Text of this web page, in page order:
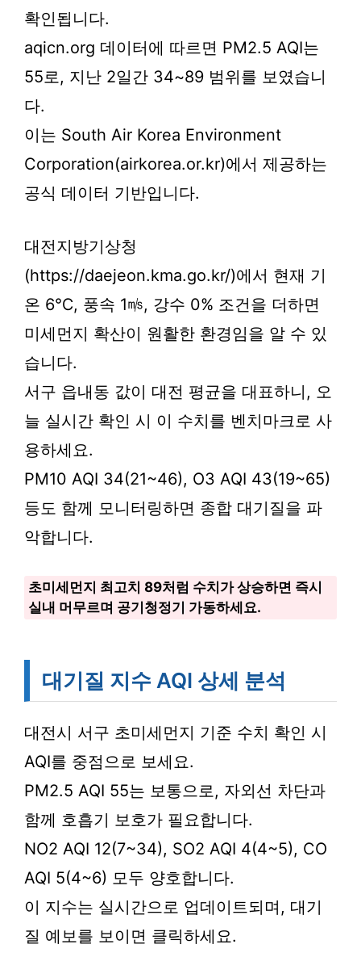
확인됩니다.
aqicn.org 데이터에 따르면 PM2.5 AQI는
55로, 지난 2일간 34~89 범위를 보였습니
다.
이는 South Air Korea Environment
Corporation(airkorea.or.kr)에서 제공하는
공식 데이터 기반입니다.
대전지방기상청
(https://daejeon.kma.go.kr/)에서 현재 기
온 6℃, 풍속 1㎧, 강수 0% 조건을 더하면
미세먼지 확산이 원활한 환경임을 알 수 있
습니다.
서구 읍내동 값이 대전 평균을 대표하니, 오
늘 실시간 확인 시 이 수치를 벤치마크로 사
용하세요.
PM10 AQI 34(21~46), O3 AQI 43(19~65)
등도 함께 모니터링하면 종합 대기질을 파
악합니다.
초미세먼지 최고치 89처럼 수치가 상승하면 즉시
실내 머무르며 공기청정기 가동하세요.
대기질 지수 AQI 상세 분석
대전시 서구 초미세먼지 기준 수치 확인 시
AQI를 중점으로 보세요.
PM2.5 AQI 55는 보통으로, 자외선 차단과
함께 호흡기 보호가 필요합니다.
NO2 AQI 12(7~34), SO2 AQI 4(4~5), CO
AQI 5(4~6) 모두 양호합니다.
이 지수는 실시간으로 업데이트되며, 대기
질 예보를 보이면 클릭하세요.